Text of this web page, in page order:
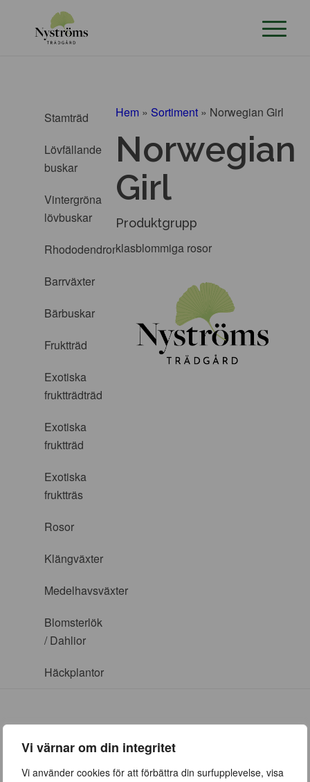
Vi värnar om din integritet
Vi använder cookies för att förbättra din surfupplevelse, visa
Stamträd
Lövfällande
buskar
Vintergröna
lövbuskar
Rhododendron
Barrväxter
Bärbuskar
Fruktträd
Exotiska
fruktträdträd
Exotiska
fruktträd
Exotiska
fruktträs
Rosor
Klängväxter
Medelhavsväxter
Blomsterlök
/ Dahlior
Häckplantor
Hem » Sortiment » Norwegian Girl
Norwegian
Girl
Produktgrupp
klasblommiga rosor
ÖPPETTIDER